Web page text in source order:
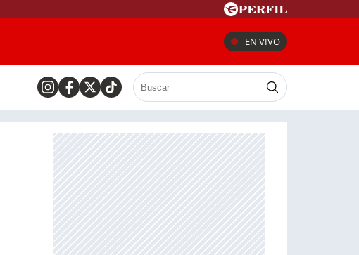
EN VIVO